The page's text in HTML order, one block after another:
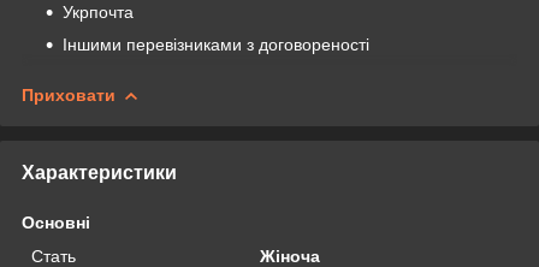
Укрпочта
Іншими перевізниками з договореності
Приховати
Характеристики
Основні
Стать
Жіноча